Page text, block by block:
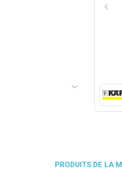
keyboard_arrow_right
keyboard_arrow_left
PRODUITS DE LA